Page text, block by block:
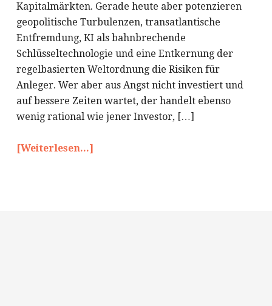
Kapitalmärkten. Gerade heute aber potenzieren
geopolitische Turbulenzen, transatlantische
Entfremdung, KI als bahnbrechende
Schlüsseltechnologie und eine Entkernung der
regelbasierten Weltordnung die Risiken für
Anleger. Wer aber aus Angst nicht investiert und
auf bessere Zeiten wartet, der handelt ebenso
wenig rational wie jener Investor, […]
[Weiterlesen...]